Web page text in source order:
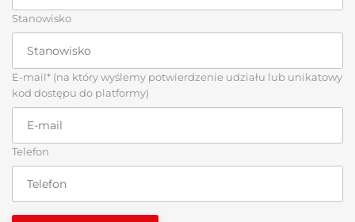
Stanowisko
E-mail* (na który wyślemy potwierdzenie udziału lub unikatowy
kod dostępu do platformy)
Telefon